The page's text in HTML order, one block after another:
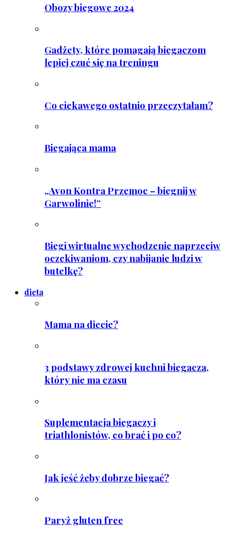
Obozy biegowe 2024
Gadżety, które pomagają biegaczom
lepiej czuć się na treningu
Co ciekawego ostatnio przeczytałam?
Biegająca mama
„Avon Kontra Przemoc – biegnij w
Garwolinie!”
Biegi wirtualne wychodzenie naprzeciw
oczekiwaniom, czy nabijanie ludzi w
butelkę?
dieta
Mama na diecie?
3 podstawy zdrowej kuchni biegacza,
który nie ma czasu
Suplementacja biegaczy i
triathlonistów, co brać i po co?
Jak jeść żeby dobrze biegać?
Paryż gluten free